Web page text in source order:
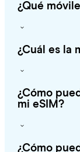
¿Qué
¿Cuál es la
¿Cómo
mi eSIM?
¿Cómo